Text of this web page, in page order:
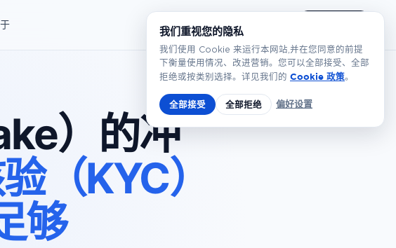
）的冲
（KYC）
够
我们重视您的隐私
我们使用 Cookie 来运行本网站,并在您同意的前提
下衡量使用情况、改进营销。您可以全部接受、全部
拒绝或按类别选择。详见我们的 Cookie 政策。
全部接受 全部拒绝 偏好设置